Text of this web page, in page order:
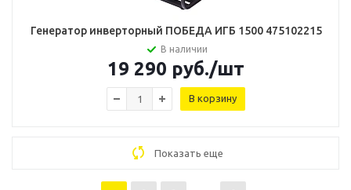
Генератор инверторный ПОБЕДА ИГБ 1500 475102215
В наличии
19 290 руб./шт
В корзину
Показать еще